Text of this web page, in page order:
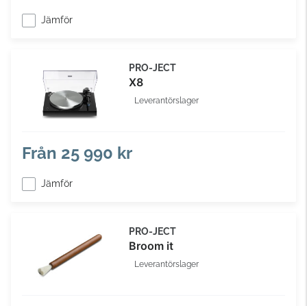
Jämför
PRO-JECT
X8
Leverantörslager
Från 25 990 kr
Jämför
PRO-JECT
Broom it
Leverantörslager